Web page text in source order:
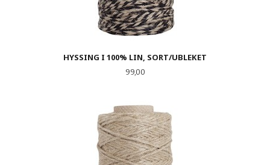
HYSSING I 100% LIN, SORT/UBLEKET
Pris
99,00